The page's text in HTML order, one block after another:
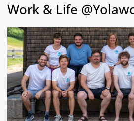
Work & Life